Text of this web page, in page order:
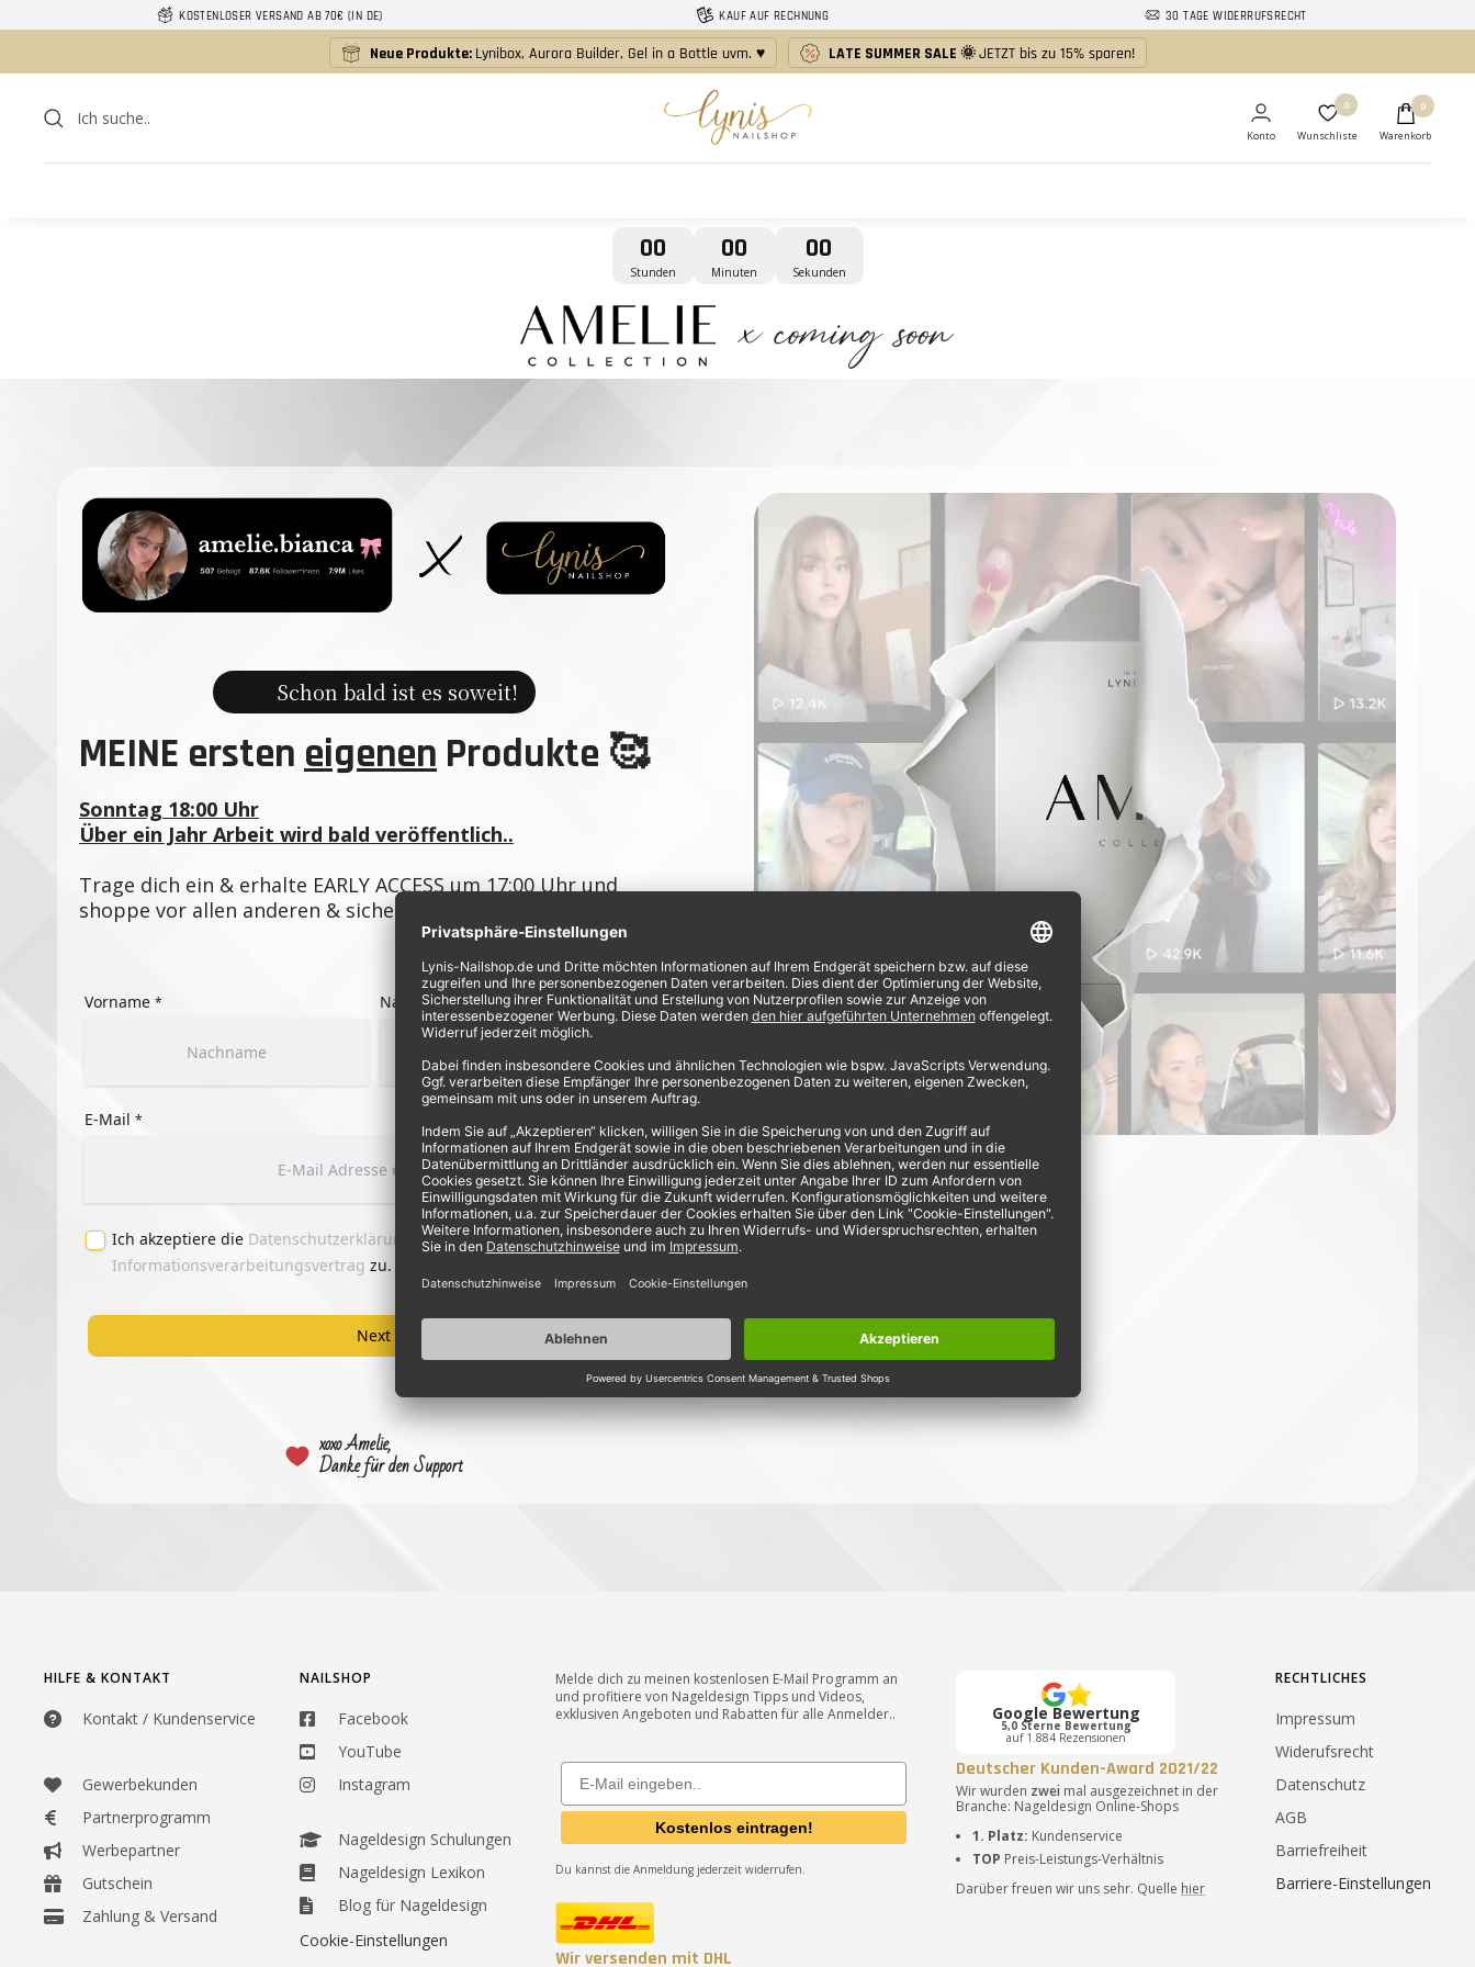
KOSTENLOSER VERSAND AB 70€ (IN DE) KAUF AUF RECHNUNG 30 TAGE WIDERRUFSRECHT
Neue Produkte: Lynibox, Aurora Builder, Gel in a Bottle uvm. ♥️ LATE SUMMER SALE 🌞JETZT bis zu 15% sparen!
Nailshop
0 0
00
Stunden
00
Minuten
00
Sekunden
Schon bald ist es soweit!
MEINE ersteneigenen Produkte 🥰
Sonntag 18:00 Uhr
Über ein Jahr Arbeit wird bald veröffentlich..
Trage dich ein & erhalte EARLY ACCESS um 17:00 Uhr und
shoppe vor allen anderen & sicher dir die Box 🤫
Vorname * Nachname *
E-Mail *
Ich akzeptiere die Datenschutzerklärung
und stimme dem
Informationsverarbeitungsvertrag zu.
Next
xoxo Amelie,
Danke für den Support
HILFE & KONTAKT
Kontakt / Kundenservice
Gewerbekunden
Partnerprogramm
Werbepartner
Gutschein
Zahlung & Versand
NAILSHOP
Facebook
YouTube
Instagram
Nageldesign Schulungen
Nageldesign Lexikon
Blog für Nageldesign
Cookie-Einstellungen
Melde dich zu meinen kostenlosen E-Mail Programm an
und profitiere von Nageldesign Tipps und Videos,
exklusiven Angeboten und Rabatten für alle Anmelder..
Email
Kostenlos eintragen!
Du kannst die Anmeldung jederzeit widerrufen.
Wir versenden mit DHL
Google Bewertung
5,0 Sterne Bewertung
auf 1.884 Rezensionen
Deutscher Kunden-Award 2021/22
Wir wurden zwei mal ausgezeichnet in der
Branche: Nageldesign Online-Shops
1. Platz: Kundenservice
TOP Preis-Leistungs-Verhältnis
Darüber freuen wir uns sehr. Quelle hier
RECHTLICHES
Impressum
Widerufsrecht
Datenschutz
AGB
Barriefreiheit
Barriere-Einstellungen